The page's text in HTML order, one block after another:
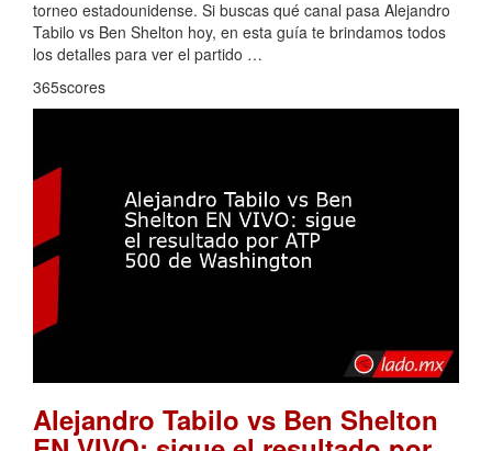
torneo estadounidense. Si buscas qué canal pasa Alejandro
Tabilo vs Ben Shelton hoy, en esta guía te brindamos todos
los detalles para ver el partido …
365scores
Alejandro Tabilo vs Ben Shelton